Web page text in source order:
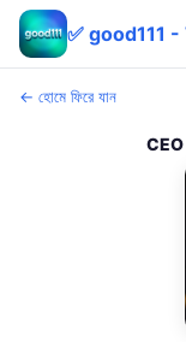
← হোমে ফিরে যান
CEO –